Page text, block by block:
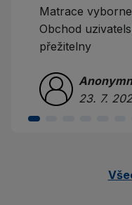
Matrace
Obchod
přežitelny
23. 7.